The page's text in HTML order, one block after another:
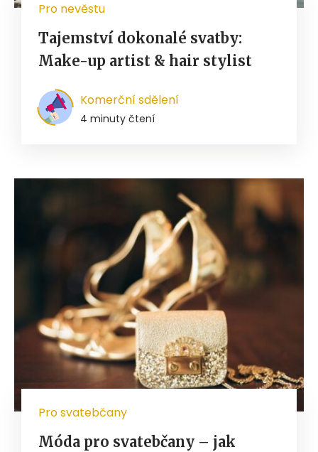
Pro nevěstu
Tajemství dokonalé svatby:
Make-up artist & hair stylist
Komerční sdělení
4 minuty čtení
Pro svatebčany
Móda pro svatebčany – jak